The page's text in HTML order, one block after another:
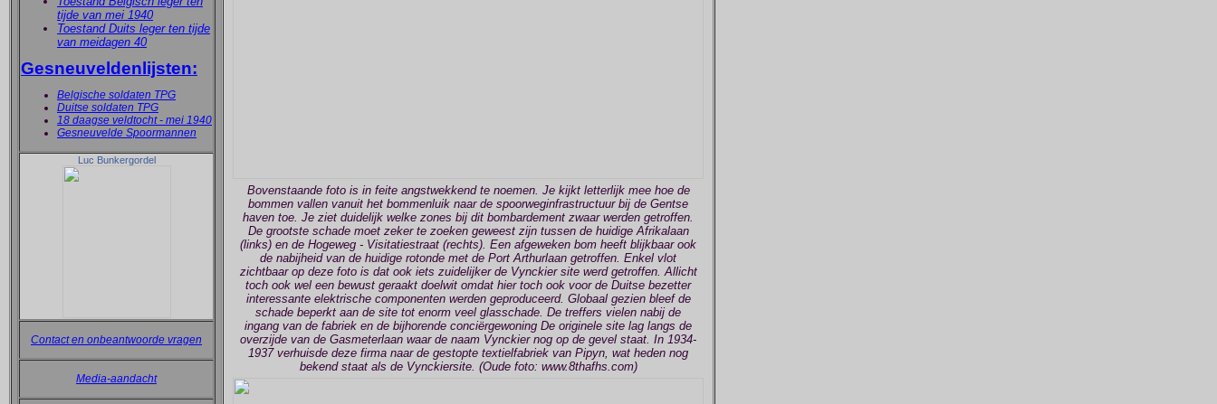
tijde van mei 1940
Toestand Duits leger ten tijde
van meidagen 40
Gesneuveldenlijsten:
Belgische soldaten TPG
Duitse soldaten TPG
18 daagse veldtocht - mei 1940
Gesneuvelde Spoormannen
Luc Bunkergordel
Contact en onbeantwoorde vragen
Media-aandacht
Bovenstaande foto is in feite angstwekkend te noemen. Je kijkt letterlijk mee hoe de
bommen vallen vanuit het bommenluik naar de spoorweginfrastructuur bij de Gentse
haven toe. Je ziet duidelijk welke zones bij dit bombardement zwaar werden getroffen.
De grootste schade moet zeker te zoeken geweest zijn tussen de huidige Afrikalaan
(links) en de Hogeweg - Visitatiestraat (rechts). Een afgeweken bom heeft blijkbaar ook
de nabijheid van de huidige rotonde met de Port Arthurlaan getroffen. Enkel vlot
zichtbaar op deze foto is dat ook iets zuidelijker de Vynckier site werd getroffen. Allicht
toch ook wel een bewust geraakt doelwit omdat hier toch ook voor de Duitse bezetter
interessante elektrische componenten werden geproduceerd. Globaal gezien bleef de
schade beperkt aan de site tot enorm veel glasschade. De treffers vielen nabij de
ingang van de fabriek en de bijhorende conciërgewoning De originele site lag langs de
overzijde van de Gasmeterlaan waar de naam Vynckier nog op de gevel staat. In 1934-
1937 verhuisde deze firma naar de gestopte textielfabriek van Pipyn, wat heden nog
bekend staat als de Vynckiersite. (Oude foto: www.8thafhs.com)